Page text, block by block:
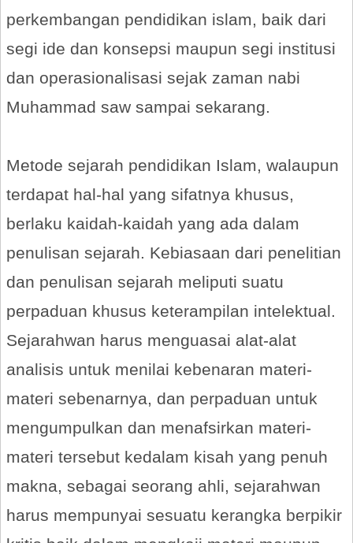
perkembangan pendidikan islam, baik dari
segi ide dan konsepsi maupun segi institusi
dan operasionalisasi sejak zaman nabi
Muhammad saw sampai sekarang.
Metode sejarah pendidikan Islam, walaupun
terdapat hal-hal yang sifatnya khusus,
berlaku kaidah-kaidah yang ada dalam
penulisan sejarah. Kebiasaan dari penelitian
dan penulisan sejarah meliputi suatu
perpaduan khusus keterampilan intelektual.
Sejarahwan harus menguasai alat-alat
analisis untuk menilai kebenaran materi-
materi sebenarnya, dan perpaduan untuk
mengumpulkan dan menafsirkan materi-
materi tersebut kedalam kisah yang penuh
makna, sebagai seorang ahli, sejarahwan
harus mempunyai sesuatu kerangka berpikir